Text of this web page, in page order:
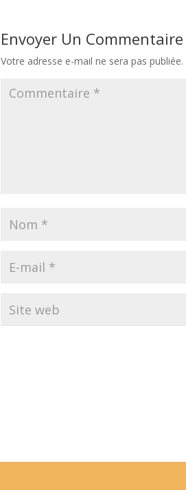
Envoyer Un Commentaire
Votre adresse e-mail ne sera pas publiée.